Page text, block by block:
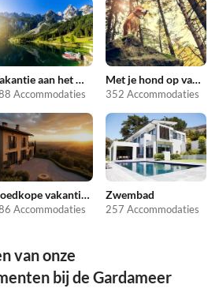
Vakantie aan het meer
Accommodaties
Met je hond op vakantie
352 Accommodaties
Goedkope vakantieappartementen
Accommodaties
Zwembad
257 Accommodaties
van onze
bij de Gardameer